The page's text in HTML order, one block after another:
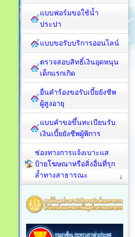
แบบฟอร์มขอใช้น้ำ
ประปา
แบบขอรับบริการออนไลน์
ตรวจสอบสิทธิ์เงินอุดหนุน
เด็กแรกเกิด
ยื่นคำร้องขอรับเบี้ยยังชีพ
ผู้สูงอายุ
แบบคำขอขึ้นทะเบียนรับ
เงินเบี้ยยังชีพผู้พิการ
ช่องทางการแจ้งเบาะแส
ป้ายโฆษณาหรือสิ่งอื่นที่รุก
ล้ำทางสาธารณะ